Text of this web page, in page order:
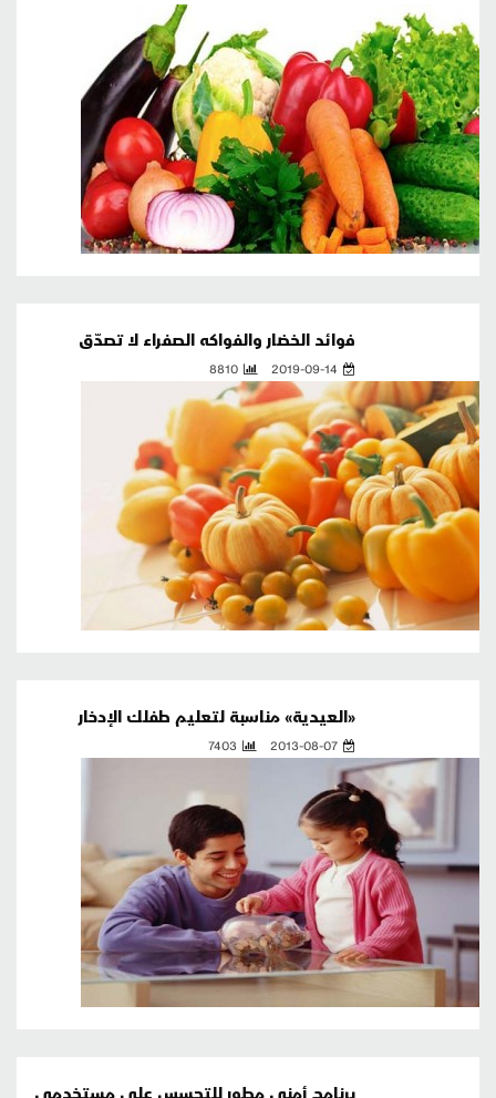
فوائد الخضار والفواكه الصفراء لا تصدّق
2019-09-14
8810
«العيدية» مناسبة لتعليم طفلك الإدخار
2013-08-07
7403
برنامج أمني مطور للتجسس على مستخدمي